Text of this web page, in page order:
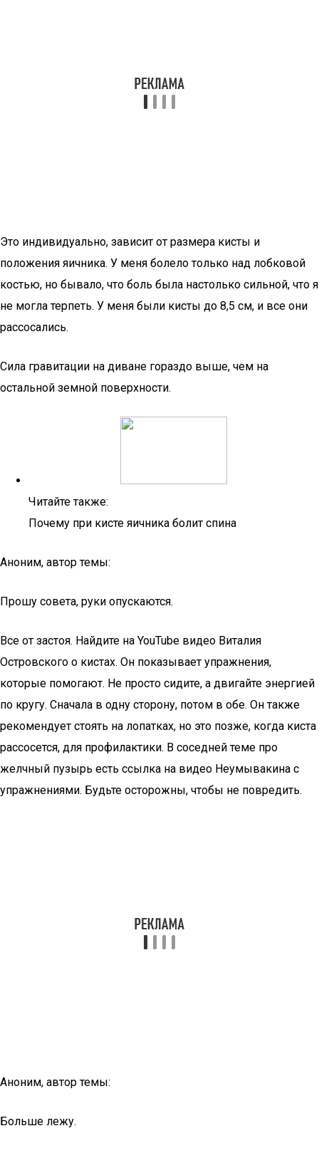
Это индивидуально, зависит от размера кисты и
положения яичника. У меня болело только над лобковой
костью, но бывало, что боль была настолько сильной, что я
не могла терпеть. У меня были кисты до 8,5 см, и все они
рассосались.
Сила гравитации на диване гораздо выше, чем на
остальной земной поверхности.
Читайте также:
Почему при кисте яичника болит спина
Аноним, автор темы:
Прошу совета, руки опускаются.
Все от застоя. Найдите на YouTube видео Виталия
Островского о кистах. Он показывает упражнения,
которые помогают. Не просто сидите, а двигайте энергией
по кругу. Сначала в одну сторону, потом в обе. Он также
рекомендует стоять на лопатках, но это позже, когда киста
рассосется, для профилактики. В соседней теме про
желчный пузырь есть ссылка на видео Неумывакина с
упражнениями. Будьте осторожны, чтобы не повредить.
Аноним, автор темы:
Больше лежу.